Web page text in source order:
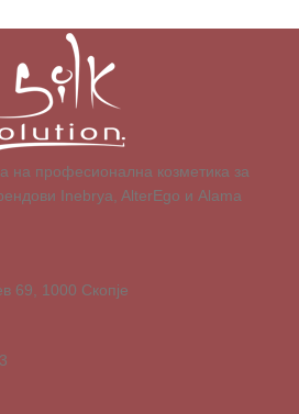
на професионална козметика за
Inebrya, AlterEgo и Alama
69, 1000 Скопје